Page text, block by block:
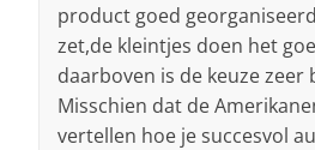
product goed
zet,de kleintjes doen het
daarboven is de keuze zeer
Misschien dat de
vertellen hoe je succesvol